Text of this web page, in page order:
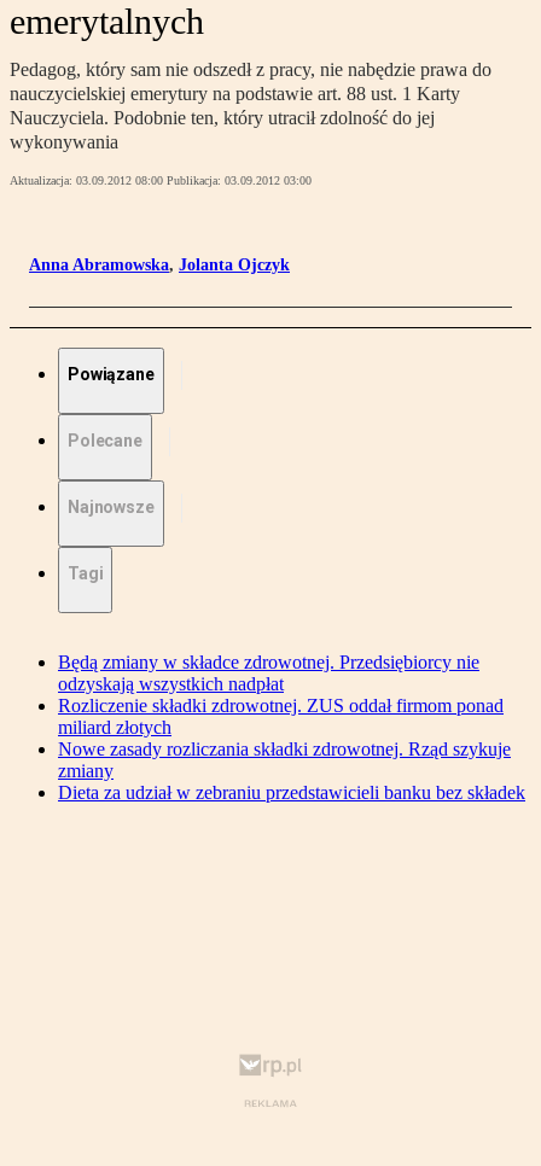
emerytalnych
Pedagog, który sam nie odszedł z pracy, nie nabędzie prawa do
nauczycielskiej emerytury na podstawie art. 88 ust. 1 Karty
Nauczyciela. Podobnie ten, który utracił zdolność do jej
wykonywania
Aktualizacja: 03.09.2012 08:00 Publikacja: 03.09.2012 03:00
Anna Abramowska, Jolanta Ojczyk
Powiązane
Polecane
Najnowsze
Tagi
Będą zmiany w składce zdrowotnej. Przedsiębiorcy nie
odzyskają wszystkich nadpłat
Rozliczenie składki zdrowotnej. ZUS oddał firmom ponad
miliard złotych
Nowe zasady rozliczania składki zdrowotnej. Rząd szykuje
zmiany
Dieta za udział w zebraniu przedstawicieli banku bez składek